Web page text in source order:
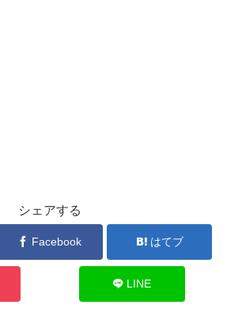
シェアする
Facebook はてブ
LINE